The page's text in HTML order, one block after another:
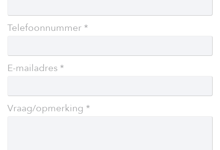
blank
Telefoonnummer
E-mailadres
Vraag/opmerking